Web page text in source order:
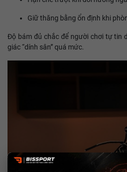
Giữ thăng bằng ổn định khi
Độ bám đủ chắc để người chơi tự tin
giác “dính sân” quá mức.